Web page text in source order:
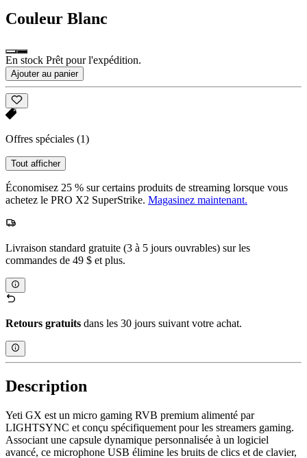
Couleur Blanc
En stock Prêt pour l'expédition.
Ajouter au panier
Offres spéciales (1)
Tout afficher
Économisez 25 % sur certains produits de streaming lorsque vous
achetez le PRO X2 SuperStrike. Magasinez maintenant.
Livraison standard gratuite (3 à 5 jours ouvrables) sur les
commandes de 49 $ et plus.
Retours gratuits dans les 30 jours suivant votre achat.
Description
Yeti GX est un micro gaming RVB premium alimenté par
LIGHTSYNC et conçu spécifiquement pour les streamers gaming.
Associant une capsule dynamique personnalisée à un logiciel
avancé, ce microphone USB élimine les bruits de clics et de clavier,